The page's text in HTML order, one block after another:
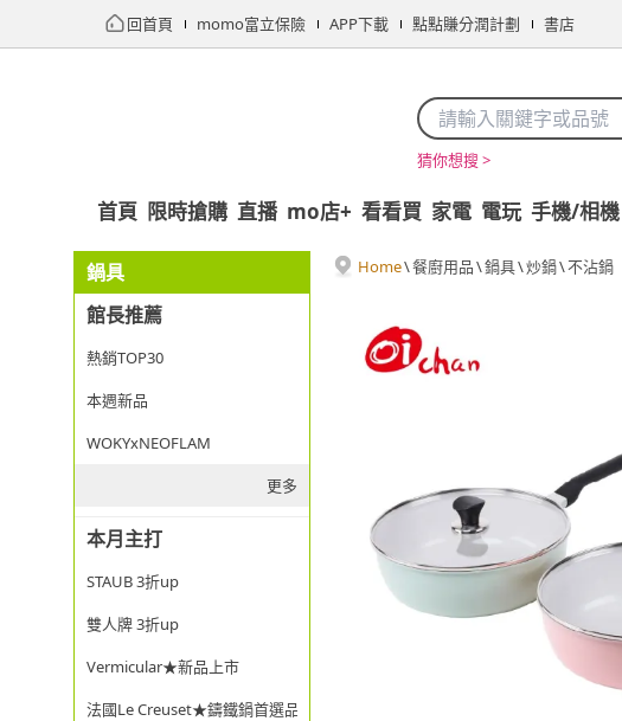
回首頁 momo富立保險 APP下載 點點賺分潤計劃 書店
猜你想搜 >
首頁 限時搶購 直播 mo店+ 看看買 家電 電玩 手機/相機
鍋具
館長推薦
熱銷TOP30
本週新品
WOKYxNEOFLAM
更多
本月主打
STAUB 3折up
雙人牌 3折up
Vermicular★新品上市
法國Le Creuset★鑄鐵鍋首選品牌
Home\餐廚用品\鍋具\炒鍋\不沾鍋